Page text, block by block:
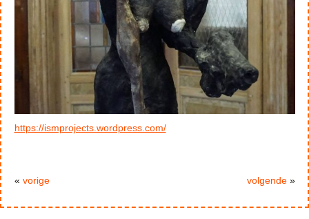
https://ismprojects.wordpress.com/
« vorige volgende»